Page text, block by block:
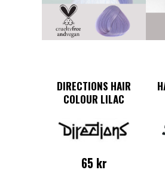
DIRECTIONS HAIR
COLOUR LILAC
65 kr